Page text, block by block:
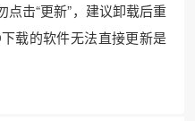
击“更新”，建议卸载后重
载的软件无法直接更新是